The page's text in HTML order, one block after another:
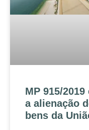
MP 915/2019
a alienação
bens da